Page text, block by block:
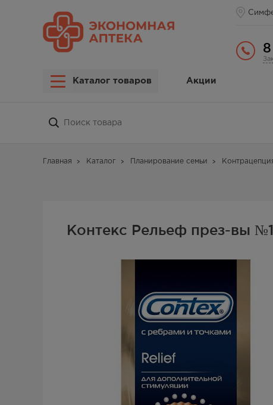
Каталог товаров Акции
Главная Каталог Планирование семьи
Контекс Рельеф през-вы